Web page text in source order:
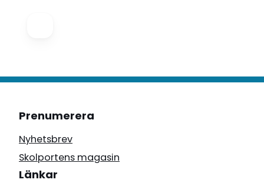
Prenumerera
Nyhetsbrev
Skolportens magasin
Länkar